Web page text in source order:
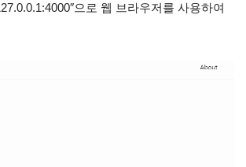
으로 웹 브라우저를 사용하여